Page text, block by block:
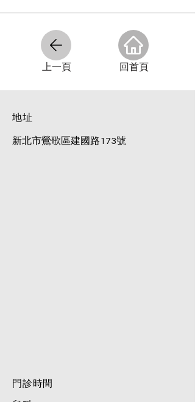
​上一頁 ​回首頁
​地址
新北市鶯歌區建國路173號
​門診時間